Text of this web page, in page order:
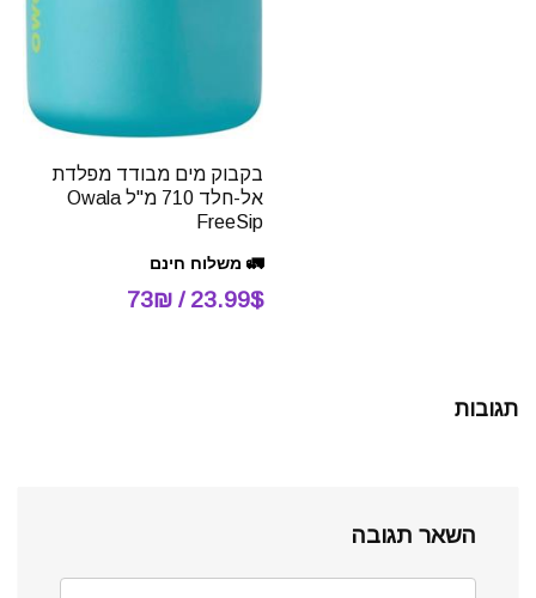
בקבוק מים מבודד מפלדת
אל-חלד 710 מ"ל Owala
FreeSip
🚛 משלוח חינם
23.99$ / 73₪
תגובות
השאר תגובה